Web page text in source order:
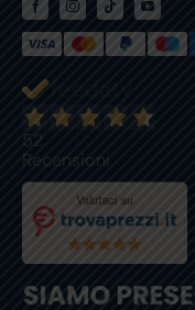
52
Recensioni